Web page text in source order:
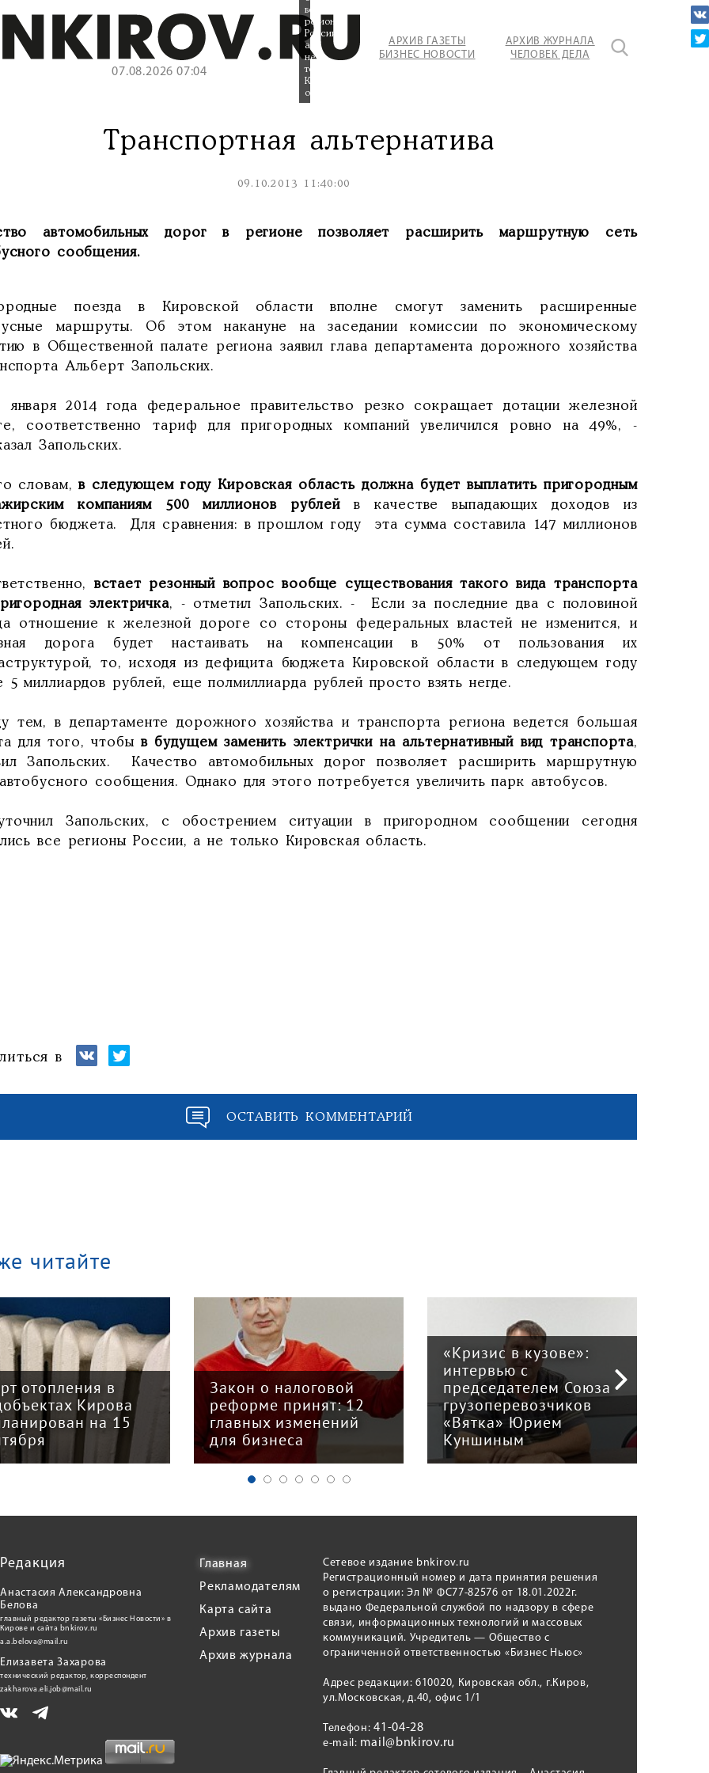
07.08.2026 07:04
АРХИВ ГАЗЕТЫ
БИЗНЕС НОВОСТИ
АРХИВ ЖУРНАЛА
ЧЕЛОВЕК ДЕЛА
все
регионы
России,
а
не
только
Кировская
область.
Транспортная альтернатива
09.10.2013 11:40:00
автомобильных дорог в регионе позволяет расширить маршрутную сеть
сообщения.
поезда в Кировской области вполне смогут заменить расширенные
маршруты. Об этом накануне на заседании комиссии по экономическому
в Общественной палате региона заявил глава департамента дорожного хозяйства
Альберт Запольских.
2014 года федеральное правительство резко сокращает дотации железной
соответственно тариф для пригородных компаний увеличился ровно на 49%, -
Запольских.
словам,в следующем году Кировская область должна будет выплатить пригородным
компаниям 500 миллионов рублейв качестве выпадающих доходов из
бюджета. Для сравнения: в прошлом году эта сумма составила 147 миллионов
встает резонный вопрос вообще существования такого вида транспорта
электричка, - отметил Запольских. - Если за последние два с половиной
отношение к железной дороге со стороны федеральных властей не изменится, и
дорога будет настаивать на компенсации в 50% от пользования их
то, исходя из дефицита бюджета Кировской области в следующем году
5 миллиардов рублей, еще полмиллиарда рублей просто взять негде.
тем, в департаменте дорожного хозяйства и транспорта региона ведется большая
для того, чтобыв будущем заменить электрички на альтернативный вид транспорта,
Запольских. Качество автомобильных дорог позволяет расширить маршрутную
сообщения. Однако для этого потребуется увеличить парк автобусов.
Запольских, с обострением ситуации в пригородном сообщении сегодня
все регионы России, а не только Кировская область.
в
ОСТАВИТЬ КОММЕНТАРИЙ
читайте
отопления в
Кирова
на 15
Закон о налоговой
реформе принят: 12
главных изменений
для бизнеса
«Кризис в кузове»:
интервью с
председателем Союза
грузоперевозчиков
«Вятка» Юрием
Куншиным
Редакция
Анастасия Александровна
Белова
главный редактор газеты «Бизнес Новости» в
Кирове и сайта bnkirov.ru
a.a.belova@mail.ru
Елизавета Захарова
технический редактор, корреспондент
zakharova.eli.job@mail.ru
Главная
Рекламодателям
Карта сайта
Архив газеты
Архив журнала
Сетевое издание bnkirov.ru
Регистрационный номер и дата принятия решения
о регистрации: Эл № ФС77-82576 от 18.01.2022г.
выдано Федеральной службой по надзору в сфере
связи, информационных технологий и массовых
коммуникаций. Учредитель — Общество с
ограниченной ответственностью «Бизнес Ньюс»
Адрес редакции: 610020, Кировская обл., г.Киров,
ул.Московская, д.40, офис 1/1
Телефон:41-04-28
e-mail: mail@bnkirov.ru